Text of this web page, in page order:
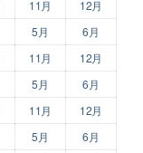
11月 12月
5月
6月
11月 12月
5月
6月
11月 12月
5月
6月